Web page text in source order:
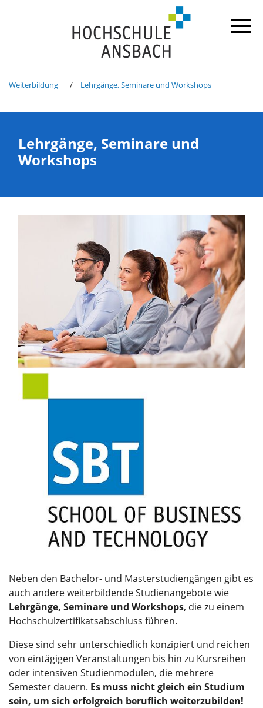
Weiterbildung Lehrgänge, Seminare und Workshops
Lehrgänge, Seminare und
Workshops
Neben den Bachelor- und Masterstudiengängen gibt es
auch andere weiterbildende Studienangebote wie
Lehrgänge, Seminare und Workshops, die zu einem
Hochschulzertifikatsabschluss führen.
Diese sind sehr unterschiedlich konzipiert und reichen
von eintägigen Veranstaltungen bis hin zu Kursreihen
oder intensiven Studienmodulen, die mehrere
Semester dauern. Es muss nicht gleich ein Studium
sein, um sich erfolgreich beruflich weiterzubilden!